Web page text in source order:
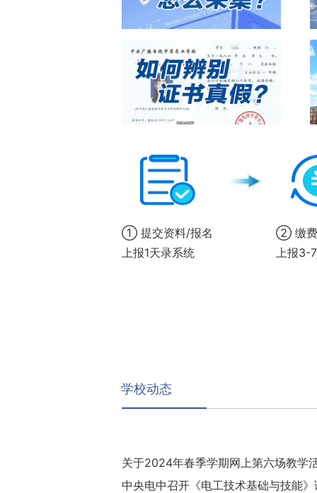
① 提交资料/报名
上报1天录系统
② 缴费
上报3-
学校动态
关于2024年春季学期网上第六场教学
中央电中召开《电工技术基础与技能